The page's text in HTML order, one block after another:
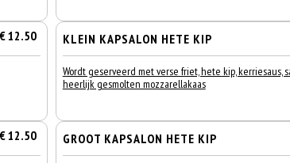
€ 12.50 KLEIN KAPSALON HETE KIP
Wordt geserveerd met verse friet, hete kip, kerriesaus,
heerlijk gesmolten mozzarellakaas
€ 12.50 GROOT KAPSALON HETE KIP